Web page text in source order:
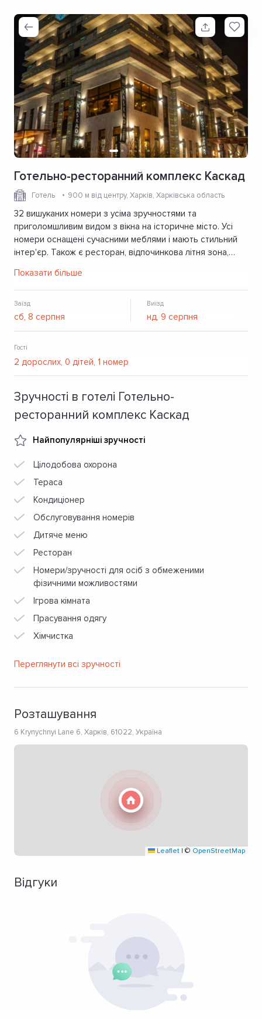
Готельно-ресторанний комплекс Каскад
Готель 900 м від центру, Харків, Харківська область
32 вишуканих номери з усіма зручностями та
приголомшливим видом з вікна на історичне місто. Усі
номери оснащені сучасними меблями і мають стильний
інтер'єр. Також є ресторан, відпочинкова літня зона,
зал, безкоштовний Wi-Fi, місця для парковки.
Показати більше
Заїзд Виїзд
Гості
Зручності в готелі Готельно-
ресторанний комплекс Каскад
Найпопулярніші зручності
Цілодобова охорона
Тераса
Кондиціонер
Обслуговування номерів
Дитяче меню
Ресторан
Номери/зручності для осіб з обмеженими
фізичними можливостями
Ігрова кімната
Прасування одягу
Хімчистка
Переглянути всі зручності
Розташування
6 Krynychnyi Lane 6, Харків, 61022, Україна
Leaflet | © OpenStreetMap
Відгуки